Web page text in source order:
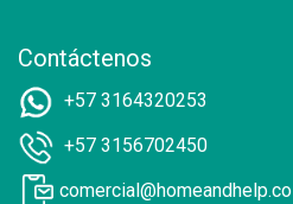
Contáctenos
+57 3164320253
+57 3156702450
comercial@homeandhelp.co